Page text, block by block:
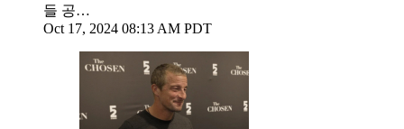
들 공…
Oct 17, 2024 08:13 AM PDT